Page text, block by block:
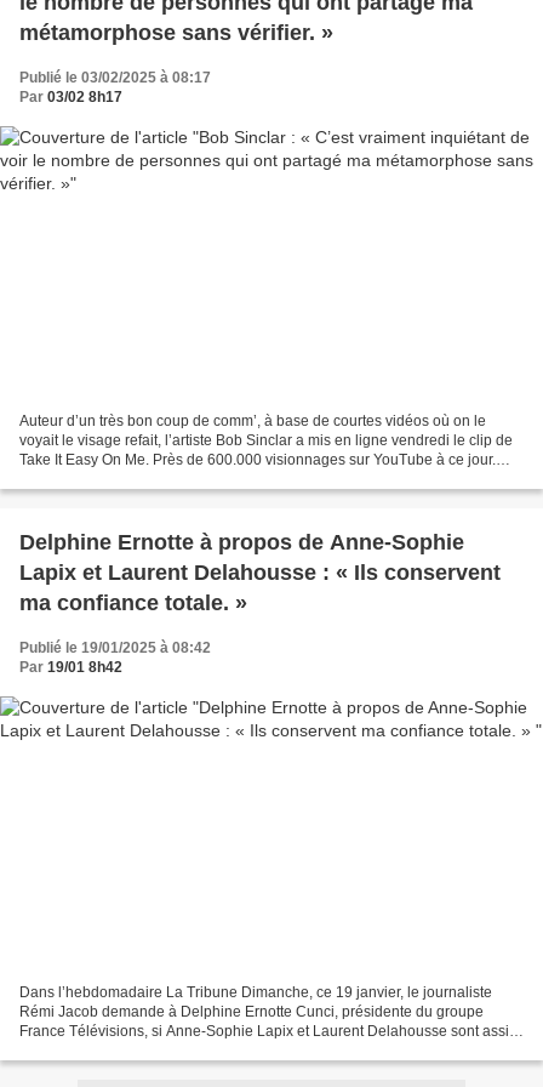
métamorphose sans vérifier. »
Publié le 03/02/2025 à 08:17
Par 03/02 8h17
Auteur d’un très bon coup de comm’, à base de courtes vidéos où on le
voyait le visage refait, l’artiste Bob Sinclar a mis en ligne vendredi le clip de
Take It Easy On Me. Près de 600.000 visionnages sur YouTube à ce jour.
Delphine Ernotte à propos de Anne-Sophie
Lapix et Laurent Delahousse : « Ils conservent
ma confiance totale. »
Publié le 19/01/2025 à 08:42
Par 19/01 8h42
Dans l’hebdomadaire La Tribune Dimanche, ce 19 janvier, le journaliste
Rémi Jacob demande à Delphine Ernotte Cunci, présidente du groupe
France Télévisions, si Anne-Sophie Lapix et Laurent Delahousse sont assis